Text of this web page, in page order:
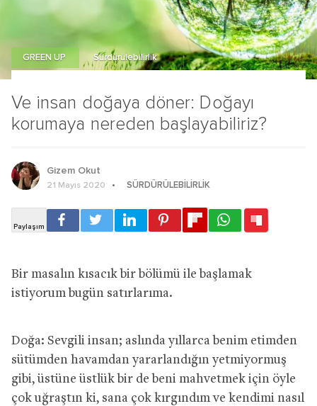
Ve insan doğaya döner: Doğayı
korumaya nereden başlayabiliriz?
GREEN UP Sürdürülebilirlik
Gizem Okut
21 Mayıs 2020 SÜRDÜRÜLEBILIRLIK
Bir masalın kısacık bir bölümü ile başlamak
istiyorum bugün satırlarıma.
Doğa: Sevgili insan; aslında yıllarca benim etimden
sütümden havamdan yararlandığın yetmiyormuş
gibi, üstüne üstlük bir de beni mahvetmek için öyle
çok uğraştın ki, sana çok kırgındım ve kendimi nasıl